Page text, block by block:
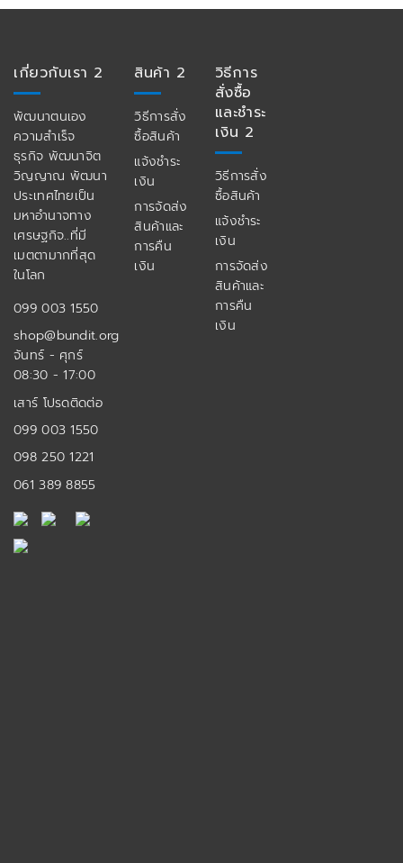
เกี่ยวกับเรา 2
พัฒนาตนเอง
ความสำเร็จ
ธุรกิจ พัฒนาจิต
วิญญาณ พัฒนา
ประเทศไทยเป็น
มหาอำนาจทาง
เศรษฐกิจ..ที่มี
เมตตามากที่สุด
ในโลก
099 003 1550
shop@bundit.org
จันทร์ - ศุกร์
08:30 - 17:00
เสาร์ โปรดติดต่อ
099 003 1550
098 250 1221
061 389 8855
สินค้า 2
วิธีการสั่ง
ซื้อสินค้า
แจ้งชำระ
เงิน
การจัดส่ง
สินค้าและ
การคืน
เงิน
วิธีการ
สั่งซื้อ
และชำระ
เงิน 2
วิธีการสั่ง
ซื้อสินค้า
แจ้งชำระ
เงิน
การจัดส่ง
สินค้าและ
การคืน
เงิน